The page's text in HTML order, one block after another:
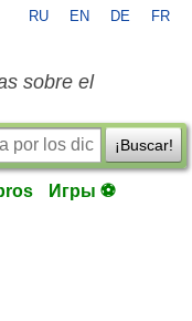
RU EN DE FR
sobre el
¡Buscar!
Игры ⚽